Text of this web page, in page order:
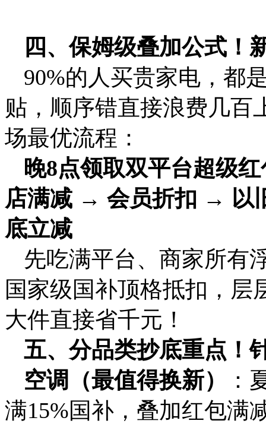
四、保姆级叠加公式！
90%的人买贵家电，都
贴，顺序错直接浪费几百
场最优流程：
晚8点领取双平台超级
店满减 → 会员折扣 → 以
底立减
先吃满平台、商家所有
国家级国补顶格抵扣，层
大件直接省千元！
五、分品类抄底重点！
空调（最值得换新）
：
满15%国补，叠加红包满